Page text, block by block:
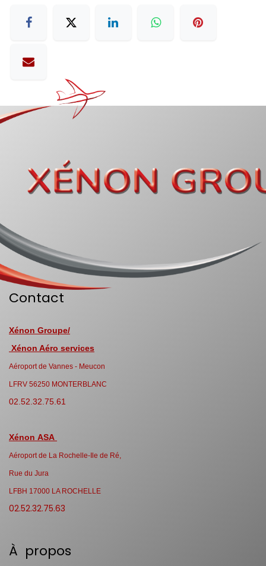
Contact
Xénon Groupe/
Xénon Aéro services
Aéroport de Vannes - Meucon
LFRV 56250 MONTERBLANC
02.52.32.75.61
Xénon ASA
Aéroport de La Rochelle-Ile de Ré,
Rue du Jura
LFBH 17000 LA ROCHELLE
02.52.32.75.63
À propos